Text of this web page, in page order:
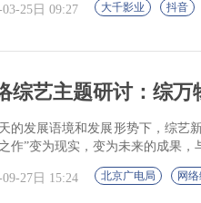
03-25日 09:27 大千影业 抖音
综艺主题研讨：综
的发展语境和发展形势下，综艺
作”变为现实，变为未来的成果
09-27日 15:24 北京广电局 网